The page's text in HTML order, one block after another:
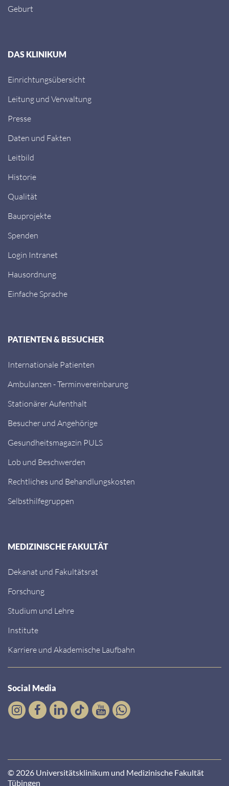
Geburt
DAS KLINIKUM
Einrichtungsübersicht
Leitung und Verwaltung
Presse
Daten und Fakten
Leitbild
Historie
Qualität
Bauprojekte
Spenden
Login Intranet
Hausordnung
Einfache Sprache
PATIENTEN & BESUCHER
Internationale Patienten
Ambulanzen - Terminvereinbarung
Stationärer Aufenthalt
Besucher und Angehörige
Gesundheitsmagazin PULS
Lob und Beschwerden
Rechtliches und Behandlungskosten
Selbsthilfegruppen
MEDIZINISCHE FAKULTÄT
Dekanat und Fakultätsrat
Forschung
Studium und Lehre
Institute
Karriere und Akademische Laufbahn
Social Media
© 2026 Universitätsklinikum und Medizinische Fakultät
Tübingen